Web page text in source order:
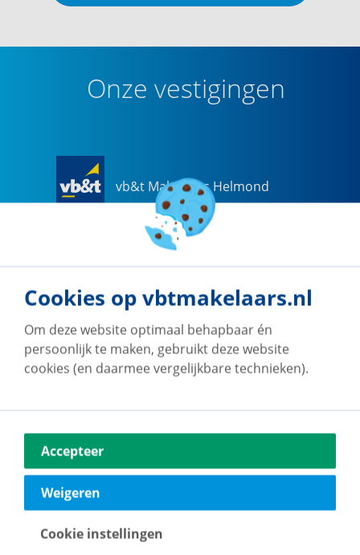
Onze vestigingen
vb&t Makelaars Helmond
Helmond
Naar vestiging
vb&t Makelaars Eindhoven
Vestdijk 180
5611 CZ Eindhoven
040-2696949
eindhoven@vbtmakelaars.nl
Naar vestiging
Cookies op vbtmakelaars.nl
Om deze website optimaal behapbaar én
persoonlijk te maken, gebruikt deze website
cookies (en daarmee vergelijkbare technieken).
Accepteer
Weigeren
Cookie instellingen